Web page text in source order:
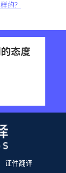
的？
态度
证件翻译